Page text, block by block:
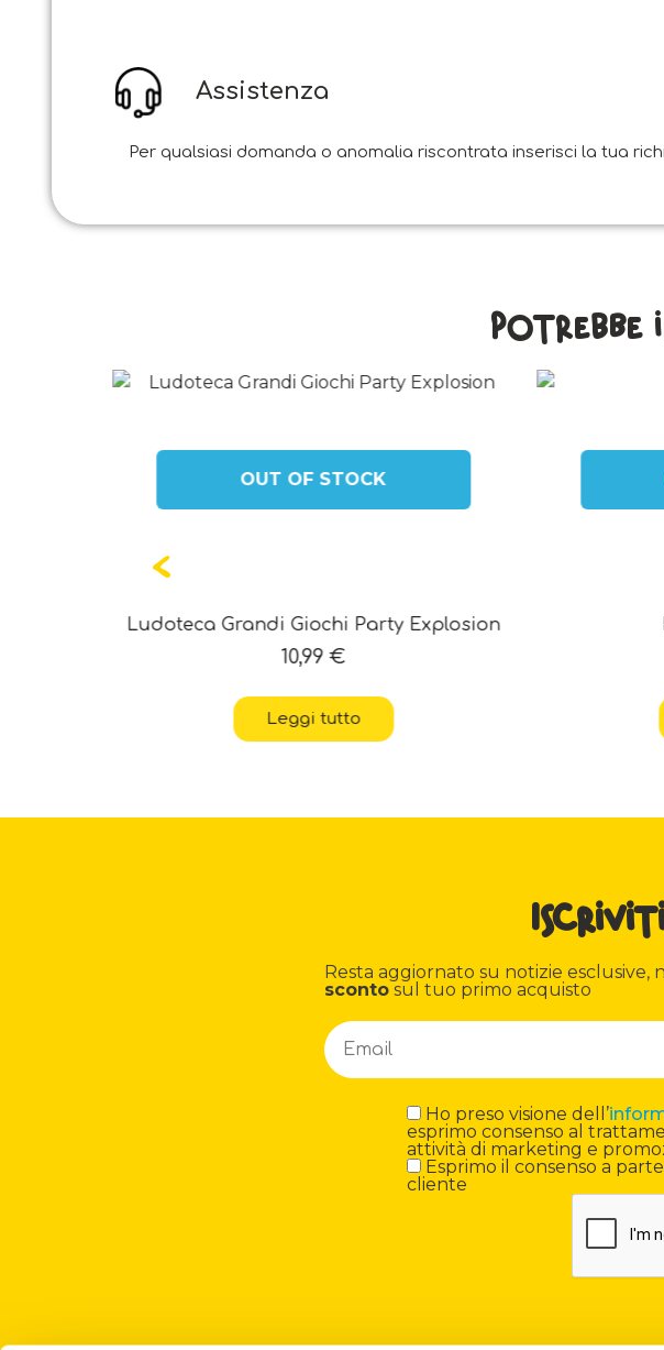
Assistenza
Per qualsiasi domanda o anomalia riscontrata inserisci la tua
Potrebbe
OUT OF STOCK
Ludoteca Grandi Giochi Party Explosion
10,99€
Leggi tutto
Resta aggiornato su notizie esclusive,
sconto sul tuo primo acquisto
Ho preso visione dell’
esprimo consenso al
attività di marketing e
Esprimo il consenso a
cliente